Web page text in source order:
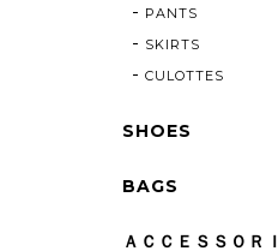
PANTS
SKIRTS
CULOTTES
SHOES
BAGS
ＡＣＣＥＳＳＯＲ